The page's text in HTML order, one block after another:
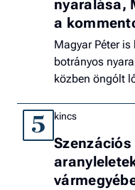
nyaralása,
a
Magyar Péter
botrányos
közben öngólt
5 kincs